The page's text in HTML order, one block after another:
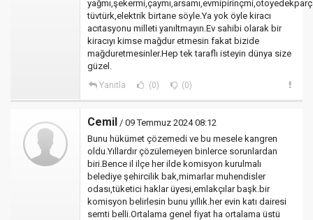
tüvtürk,elektrik birtane söyle.Ya yok öyle kiracı
acıtasyonu milleti yanıltmayın.Ev sahibi olarak bir
kiracıyı kimse mağdur etmesin fakat bizide
mağduretmesinler.Hep tek taraflı isteyin dünya size
güzel.
Yanıtla (0) (0)
Cemil / 09 Temmuz 2024 08:12
Bunu hükümet çözemedi ve bu mesele kangren
oldu.Yıllardır çözülemeyen binlerce sorunlardan
biri.Bence il ilçe her ilde komisyon kurulmalı
belediye şehircilik bak,mimarlar muhendisler
odası,tüketici haklar üyesi,emlakçılar başk.bir
komisyon belirlesin bunu yıllık.her evin katı dairesi
semti belli.Ortalama genel fiyat ha ortalama üstü